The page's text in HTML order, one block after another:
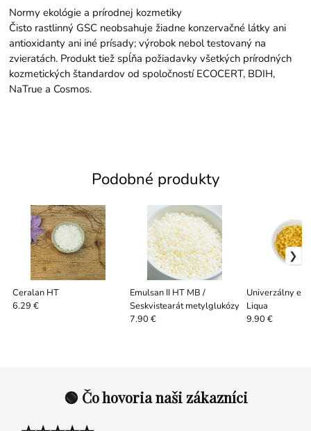
Normy ekológie a prírodnej kozmetiky
Čisto rastlinný GSC neobsahuje žiadne konzervačné látky ani
antioxidanty ani iné prísady; výrobok nebol testovaný na
zvieratách. Produkt tiež spĺňa požiadavky všetkých prírodných
kozmetických štandardov od spoločností ECOCERT, BDIH,
NaTrue a Cosmos.
Podobné produkty
Ceralan HT
6.29 €
Emulsan II HT MB /
Seskvistearát metylglukózy
7.90 €
Univerzálny
Liqua
9.90 €
🟢 Čo hovoria naši zákazníci